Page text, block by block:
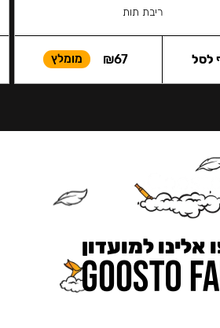
ריבת תות
₪67 מומלץ לסל
אלינו למועדון